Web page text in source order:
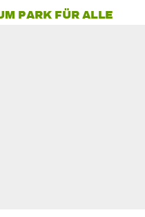
PARK FÜR ALLE